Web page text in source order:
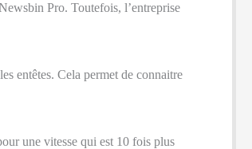
Pro. Toutefois, l’entreprise
entêtes. Cela permet de connaitre
une vitesse qui est 10 fois plus